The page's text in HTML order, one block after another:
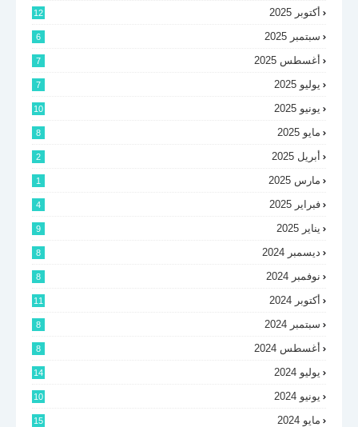
أكتوبر 2025 12
سبتمبر 2025 6
أغسطس 2025 7
يوليو 2025 7
يونيو 2025 10
مايو 2025 8
أبريل 2025 2
مارس 2025 1
فبراير 2025 4
يناير 2025 9
ديسمبر 2024 8
نوفمبر 2024 8
أكتوبر 2024 11
سبتمبر 2024 8
أغسطس 2024 8
يوليو 2024 14
يونيو 2024 10
مايو 2024 15